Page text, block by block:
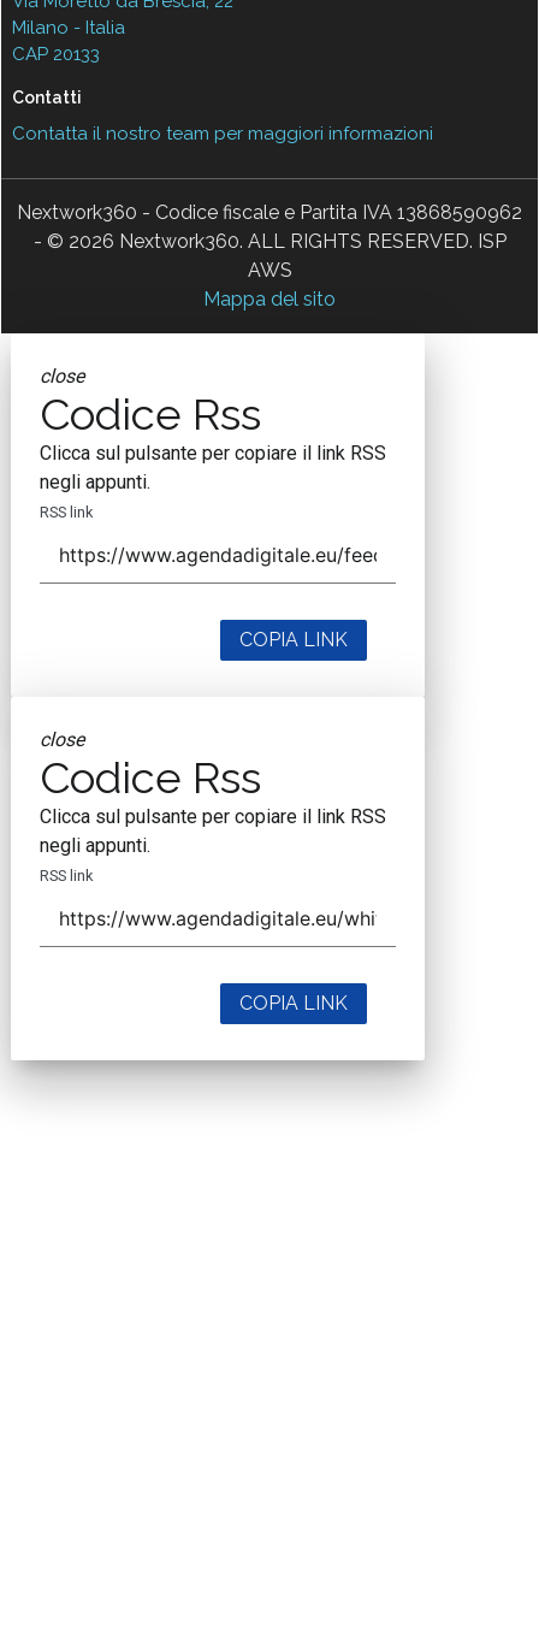
Milano - Italia
CAP 20133
Contatti
Contatta il nostro team per maggiori informazioni
Nextwork360 - Codice fiscale e Partita IVA 13868590962
- © 2026 Nextwork360. ALL RIGHTS RESERVED. ISP
AWS
Mappa del sito
close
Codice Rss
Clicca sul pulsante per copiare il link RSS
negli appunti.
RSS link
COPIA LINK
close
Codice Rss
Clicca sul pulsante per copiare il link RSS
negli appunti.
RSS link
COPIA LINK